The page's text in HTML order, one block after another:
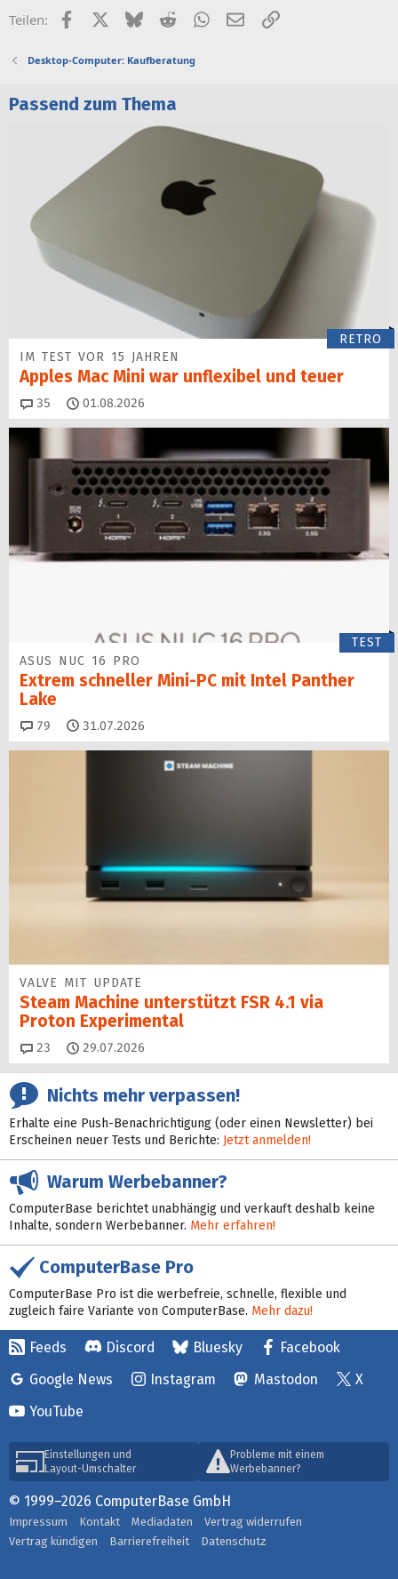
Teilen: FacebookX (Twitter)
BlueskyRedditWhatsApp
E-MailLink
Desktop-Computer: Kaufberatung
Passend zum Thema
RETRO
IM TEST VOR 15 JAHREN
Apples Mac Mini war unflexibel und teuer
35 Kommentare
01.08.2026
TEST
ASUS NUC 16 PRO
Extrem schneller Mini-PC mit Intel Panther
Lake
79 Kommentare
31.07.2026
VALVE MIT UPDATE
Steam Machine unterstützt FSR 4.1 via
Proton Experimental
23 Kommentare
29.07.2026
Nichts mehr verpassen!
Erhalte eine Push-Benachrichtigung (oder einen Newsletter) bei
Erscheinen neuer Tests und Berichte: Jetzt anmelden!
Warum Werbebanner?
ComputerBase berichtet unabhängig und verkauft deshalb keine
Inhalte, sondern Werbebanner. Mehr erfahren!
ComputerBase Pro
ComputerBase Pro ist die werbefreie, schnelle, flexible und
zugleich faire Variante von ComputerBase. Mehr dazu!
Feeds Discord Bluesky
Facebook
Google News
Instagram Mastodon
X
YouTube
Einstellungen und
Layout-Umschalter
Probleme mit einem
Werbebanner?
© 1999–2026 ComputerBase GmbH
Impressum Kontakt Mediadaten
Vertrag widerrufen
Vertrag kündigen
Barrierefreiheit Datenschutz